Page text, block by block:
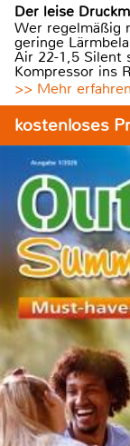
Der leise
Wer regelmäßig
geringe
Air 22-1,5 Silent
Kompressor ins
>> Mehr erfahren
kostenloses